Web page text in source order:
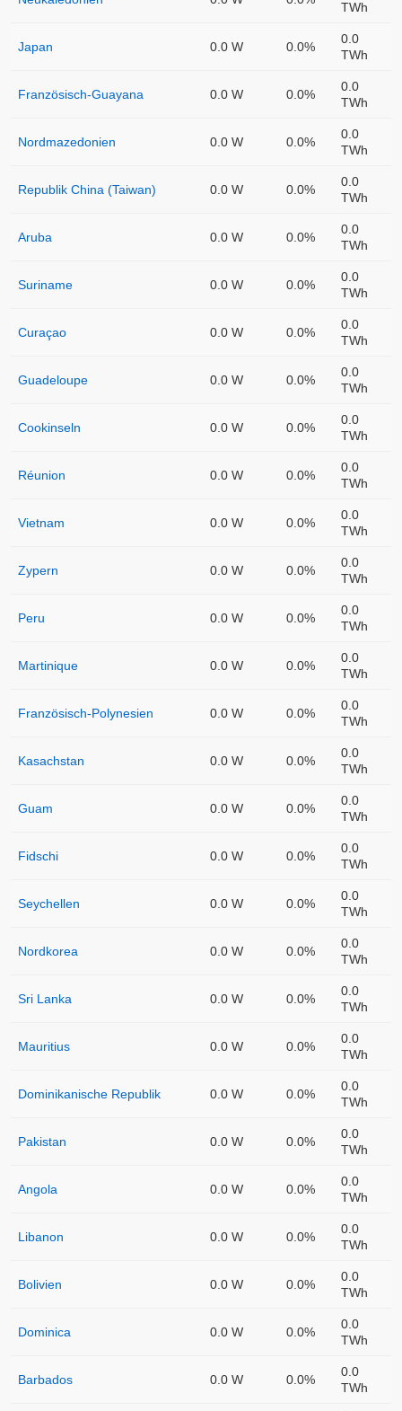
TWh
Japan 0.0 W 0.0%
0.0
TWh
Französisch-Guayana 0.0 W 0.0%
0.0
TWh
Nordmazedonien 0.0 W 0.0%
0.0
TWh
Republik China (Taiwan) 0.0 W 0.0%
0.0
TWh
Aruba 0.0 W 0.0%
0.0
TWh
Suriname 0.0 W 0.0%
0.0
TWh
Curaçao 0.0 W 0.0%
0.0
TWh
Guadeloupe 0.0 W 0.0%
0.0
TWh
Cookinseln 0.0 W 0.0%
0.0
TWh
Réunion 0.0 W 0.0%
0.0
TWh
Vietnam 0.0 W 0.0%
0.0
TWh
Zypern 0.0 W 0.0%
0.0
TWh
Peru 0.0 W 0.0%
0.0
TWh
Martinique 0.0 W 0.0%
0.0
TWh
Französisch-Polynesien 0.0 W 0.0%
0.0
TWh
Kasachstan 0.0 W 0.0%
0.0
TWh
Guam 0.0 W 0.0%
0.0
TWh
Fidschi 0.0 W 0.0%
0.0
TWh
Seychellen 0.0 W 0.0%
0.0
TWh
Nordkorea 0.0 W 0.0%
0.0
TWh
Sri Lanka 0.0 W 0.0%
0.0
TWh
Mauritius 0.0 W 0.0%
0.0
TWh
Dominikanische Republik 0.0 W 0.0%
0.0
TWh
Pakistan 0.0 W 0.0%
0.0
TWh
Angola 0.0 W 0.0%
0.0
TWh
Libanon 0.0 W 0.0%
0.0
TWh
Bolivien 0.0 W 0.0%
0.0
TWh
Dominica 0.0 W 0.0%
0.0
TWh
Barbados 0.0 W 0.0%
0.0
TWh